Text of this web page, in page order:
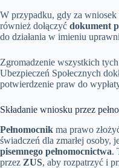
W przypadku, gdy za wniosek
również dołączyć dokument
do działania w imieniu
Zgromadzenie wszystkich
Ubezpieczeń Społecznych
potwierdzenie praw do
Składanie wniosku przez
Pełnomocnik ma prawo
świadczeń dla zmarłej osoby,
pisemnego pełnomocnictwa.
przez ZUS, aby rozpatrzyć i